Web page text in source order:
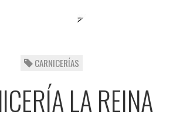
CARNICERÍAS
LA REINA